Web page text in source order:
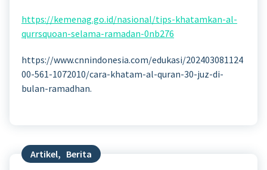
https://kemenag.go.id/nasional/tips-khatamkan-al-
qurrsquoan-selama-ramadan-0nb276
https://www.cnnindonesia.com/edukasi/202403081124
00-561-1072010/cara-khatam-al-quran-30-juz-di-
bulan-ramadhan.
Artikel, Berita